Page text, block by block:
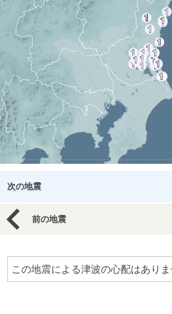
次の地震
前の地震
この地震による津波の心配はありま